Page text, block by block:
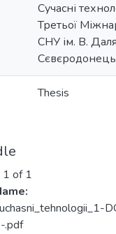
Сучасні
Третьої
СНУ ім. В.
Thesis
1 of 1
.pdf